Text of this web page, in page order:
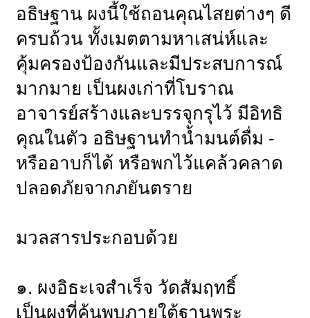
อธิษฐาน ผงนี้ใช้ถอนคุณไสยต่างๆ ดี
ครบถ้วน ทั้งเมตตามหาเสน่ห์และ
คุ้มครองป้องกันและมีประสบการณ์
มากมาย เป็นผงเก่าที่โบราณ
อาจารย์สร้างและบรรจุกรุไว้ มีอิทธิ
คุณในตัว อธิษฐานทำน้ำมนต์ดื่ม -
หรืออาบก็ได้ หรือพกไว้แคล้วคลาด
ปลอดภัยจากภยันตราย
มวลสารประกอบด้วย
๑. ผงอิธะเจสำเร็จ วัดสัมฤทธิ์
เป็นผงที่ค้นพบภายใต้ฐานพระ